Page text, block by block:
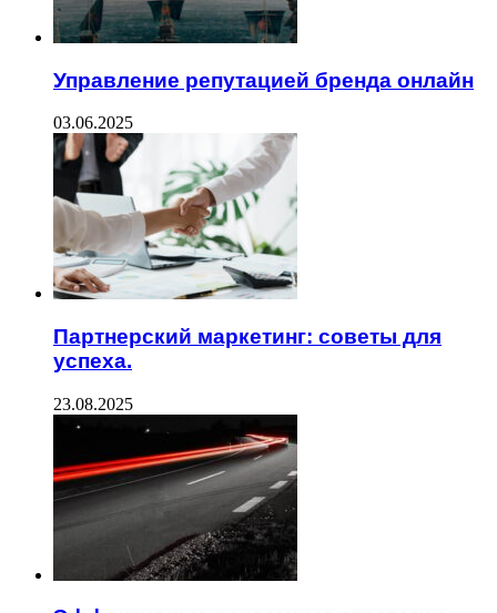
Управление репутацией бренда онлайн
03.06.2025
Партнерский маркетинг: советы для
успеха.
23.08.2025